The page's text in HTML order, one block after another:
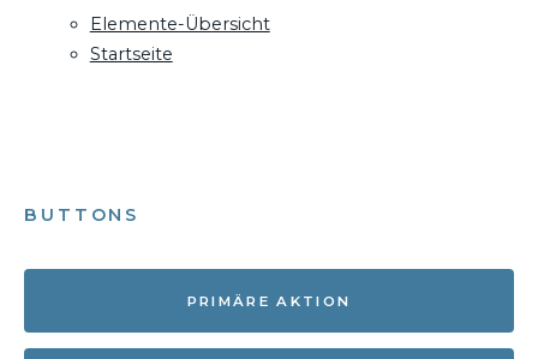
Elemente-Übersicht
Startseite
BUTTONS
PRIMÄRE AKTION